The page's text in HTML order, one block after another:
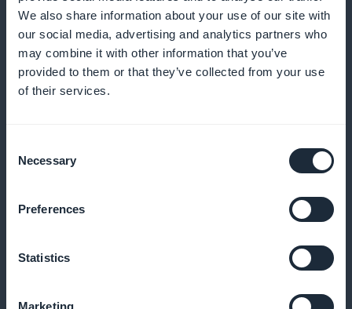
We also share information about your use of our site with
our social media, advertising and analytics partners who
may combine it with other information that you’ve
provided to them or that they’ve collected from your use
of their services.
Selection
Necessary
Preferences
Statistics
Marketing
marketing
Promozione attiva degli abbonamenti
interattivi direttamente sulla schermata iniziale della
vostra applicazione. In questo modo è più facile
accedere ai programmi a pagamento, aumentando
gli abbonamenti e il coinvolgimento